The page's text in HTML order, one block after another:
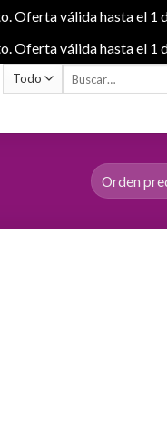
Oferta válida hasta el 1
Oferta válida hasta el 1
Buscar